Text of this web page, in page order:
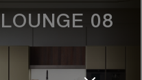
LOUNGE 08